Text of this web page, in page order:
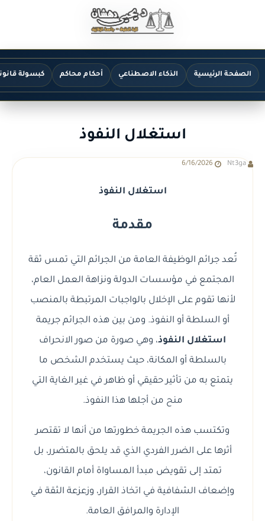
الصفحة الرئيسية الذكاء الاصطناعي أحكام محاكم كبسولة
استغلال النفوذ
Nt3ga
6/16/2026
استغلال النفوذ
مقدمة
تُعد جرائم الوظيفة العامة من الجرائم التي تمس ثقة
المجتمع في مؤسسات الدولة ونزاهة العمل العام،
لأنها تقوم على الإخلال بالواجبات المرتبطة بالمنصب
أو السلطة أو النفوذ. ومن بين هذه الجرائم جريمة
استغلال النفوذ، وهي صورة من صور الانحراف
بالسلطة أو المكانة، حيث يستخدم الشخص ما
يتمتع به من تأثير حقيقي أو ظاهر في غير الغاية التي
منح من أجلها هذا النفوذ.
وتكتسب هذه الجريمة خطورتها من أنها لا تقتصر
أثرها على الضرر الفردي الذي قد يلحق بالمتضرر، بل
تمتد إلى تقويض مبدأ المساواة أمام القانون،
وإضعاف الشفافية في اتخاذ القرار، وزعزعة الثقة في
الإدارة والمرافق العامة.